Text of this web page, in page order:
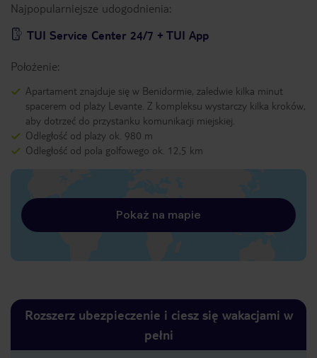
Najpopularniejsze udogodnienia:
TUI Service Center 24/7 + TUI App
Położenie:
Apartament znajduje się w Benidormie, zaledwie kilka minut
spacerem od plaży Levante. Z kompleksu wystarczy kilka kroków,
aby dotrzeć do przystanku komunikacji miejskiej.
Odległość od plaży ok. 980 m
Odległość od pola golfowego ok. 12,5 km
Pokaż na mapie
Rozszerz ubezpieczenie i ciesz się wakacjami w
pełni